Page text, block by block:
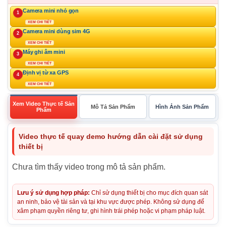
1 Camera mini nhỏ gọn
XEM CHI TIẾT
2 Camera mini dùng sim 4G
XEM CHI TIẾT
3 Máy ghi âm mini
XEM CHI TIẾT
4 Định vị từ xa GPS
XEM CHI TIẾT
Xem Video Thực tế Sản
Phẩm
Mô Tả Sản Phẩm Hình Ảnh Sản Phẩm
Video thực tế quay demo hướng dẫn cài đặt sử dụng
thiết bị
Chưa tìm thấy video trong mô tả sản phẩm.
Lưu ý sử dụng hợp pháp: Chỉ sử dụng thiết bị cho mục đích quan sát
an ninh, bảo vệ tài sản và tại khu vực được phép. Không sử dụng để
xâm phạm quyền riêng tư, ghi hình trái phép hoặc vi phạm pháp luật.